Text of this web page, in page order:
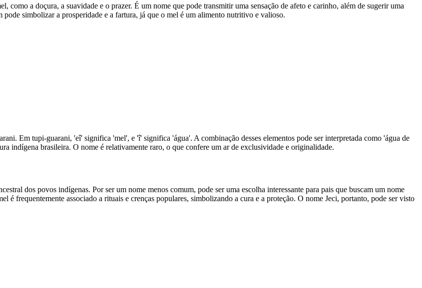
como a doçura, a suavidade e o prazer. É um nome que pode transmitir uma sensação de afeto e carinho, além de sugerir uma
pode simbolizar a prosperidade e a fartura, já que o mel é um alimento nutritivo e valioso.
Em tupi-guarani, 'eî' significa 'mel', e 'î' significa 'água'. A combinação desses elementos pode ser interpretada como 'água de
indígena brasileira. O nome é relativamente raro, o que confere um ar de exclusividade e originalidade.
dos povos indígenas. Por ser um nome menos comum, pode ser uma escolha interessante para pais que buscam um nome
frequentemente associado a rituais e crenças populares, simbolizando a cura e a proteção. O nome Jeci, portanto, pode ser visto